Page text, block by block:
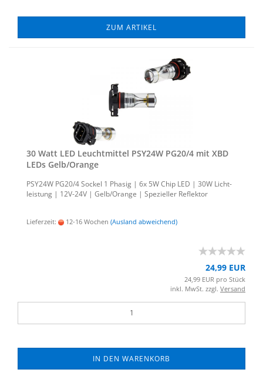
ZUM ARTIKEL
30 Watt LED Leucht­mit­tel PSY24W PG20/4 mit XBD
LEDs Gelb/Oran­ge
PSY24W PG20/4 So­ckel 1 Pha­sig | 6x 5W Chip LED | 30W Licht­
leis­tung | 12V-​24V | Gelb/Oran­ge | Spe­zi­el­ler Re­flek­tor
Lieferzeit: 12-16 Wochen (Ausland abweichend)
24,99 EUR
24,99 EUR pro Stück
inkl. MwSt. zzgl. Versand
IN DEN WARENKORB